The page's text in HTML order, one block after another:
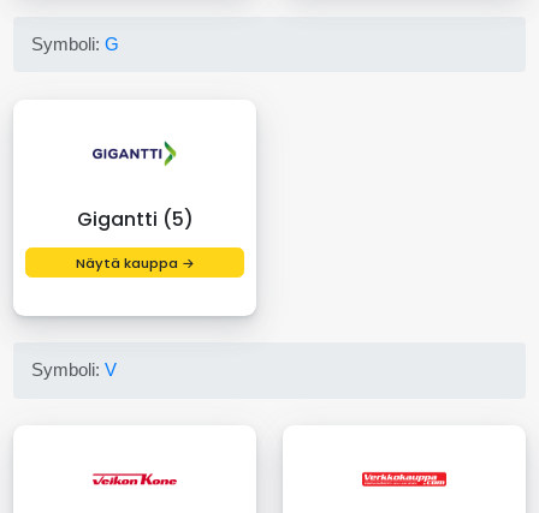
Symboli:G
Gigantti (5)
Näytä kauppa →
Symboli:V